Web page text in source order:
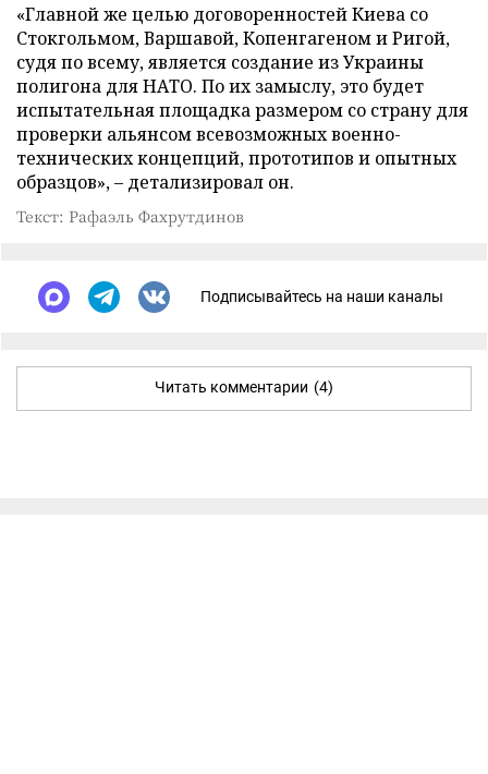
«Главной же целью договоренностей Киева со
Стокгольмом, Варшавой, Копенгагеном и Ригой,
судя по всему, является создание из Украины
полигона для НАТО. По их замыслу, это будет
испытательная площадка размером со страну для
проверки альянсом всевозможных военно-
технических концепций, прототипов и опытных
образцов», – детализировал он.
Текст: Рафаэль Фахрутдинов
Подписывайтесь на наши каналы
Читать комментарии (4)